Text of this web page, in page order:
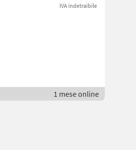
IVA indetraibile
1 mese online